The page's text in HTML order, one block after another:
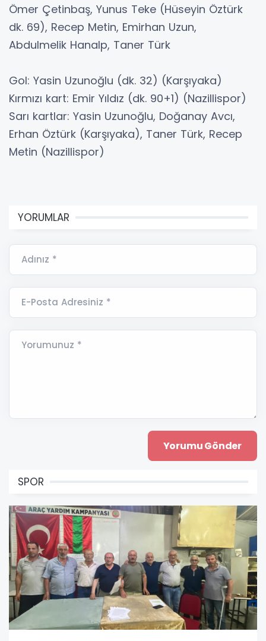
Ömer Çetinbaş, Yunus Teke (Hüseyin Öztürk
dk. 69), Recep Metin, Emirhan Uzun,
Abdulmelik Hanalp, Taner Türk
Gol: Yasin Uzunoğlu (dk. 32) (Karşıyaka)
Kırmızı kart: Emir Yıldız (dk. 90+1) (Nazillispor)
Sarı kartlar: Yasin Uzunoğlu, Doğanay Avcı,
Erhan Öztürk (Karşıyaka), Taner Türk, Recep
Metin (Nazillispor)
YORUMLAR
Adınız *
E-Posta Adresiniz *
Yorumunuz *
SPOR